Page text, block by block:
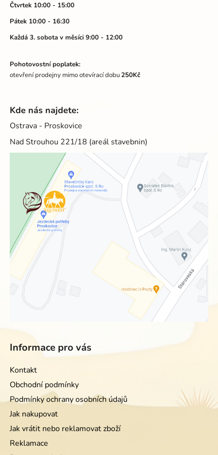
Čtvrtek 10:00 - 15:00
Pátek 10:00 - 16:30
Každá 3. sobota v měsíci 9:00 - 12:00
Pohotovostní poplatek:
otevření prodejny mimo otevírací dobu250Kč
Kde nás najdete:
Ostrava - Proskovice
Nad Strouhou 221/18 (areál stavebnin)
Informace pro vás
Kontakt
Obchodní podmínky
Podmínky ochrany osobních údajů
Jak nakupovat
Jak vrátit nebo reklamovat zboží
Reklamace